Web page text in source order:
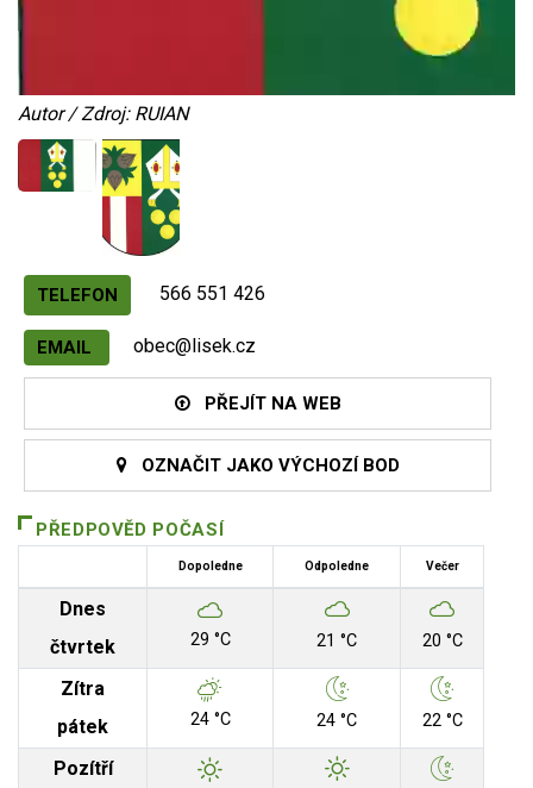
Autor / Zdroj: RUIAN
TELEFON 566 551 426
EMAIL obec@lisek.cz
PŘEJÍT NA WEB
OZNAČIT JAKO VÝCHOZÍ BOD
PŘEDPOVĚD POČASÍ
Dopoledne Odpoledne Večer
Dnes
čtvrtek
29 °C 21 °C 20 °C
Zítra
pátek
24 °C 24 °C 22 °C
Pozítří